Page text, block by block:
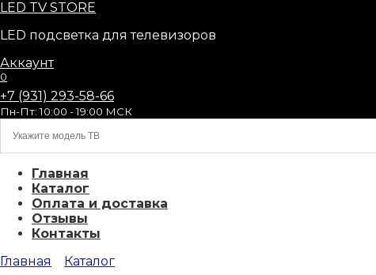
Перейти
содержанию
LED TV STORE
LED подсветка для телевизоров
Аккаунт
0
+7 (931) 293-58-66
Пн-Пт: 10:00 - 19:00 МСК
Главная
Каталог
Оплата и доставка
Отзывы
Контакты
Главная
Каталог